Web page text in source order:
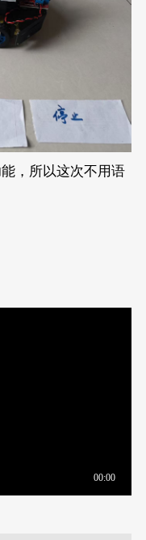
，所以这次不用语